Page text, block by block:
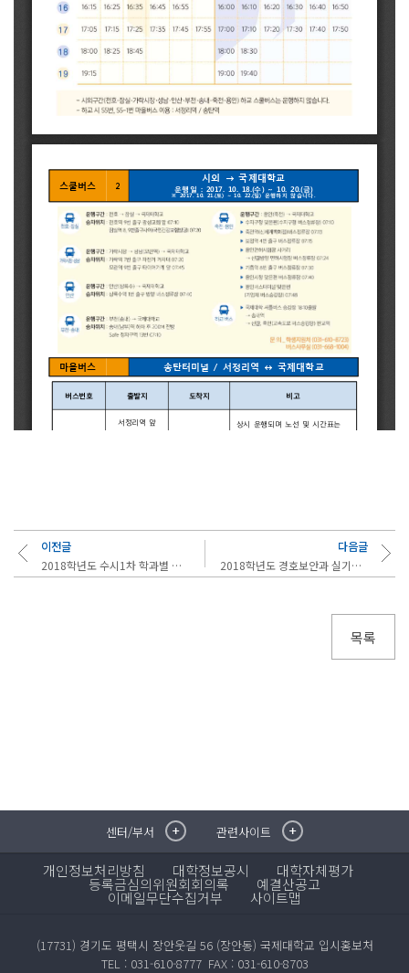
이전글
2018학년도 수시1차 학과별 면접/실기고사일 안내
다음글
2018학년도 경호보안과 실기고사 세부계획 안내
목록
센터/부서취·창업지원센터
국제대학교 입학안내
학술정보원
학생생활관
산학협력단
평생교육원
관련사이트이메일무단수집거부
무선인터넷이용안내
포탈사이트
증명발급사이트
개인정보처리방침 대학정보공시 대학자체평가
등록금심의위원회회의록 예결산공고
이메일무단수집거부 사이트맵
(17731) 경기도 평택시 장안웃길 56 (장안동) 국제대학교 입시홍보처
TEL : 031-610-8777 FAX : 031-610-8703